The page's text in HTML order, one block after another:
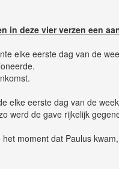
in deze vier verzen een
elke eerste dag van de
elke eerste dag van de
werd de gave rijkelijk
moment dat Paulus